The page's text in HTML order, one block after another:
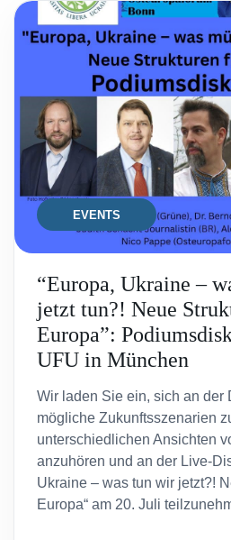
EVENTS
“Europa, Ukraine –
jetzt tun?! Neue
Europa”:
UFU in München
Wir laden Sie ein, sich an der
mögliche Zukunftsszenarien
unterschiedlichen Ansichten
anzuhören und an der Live-
Ukraine – was tun wir jetzt?!
Europa“ am 20. Juli